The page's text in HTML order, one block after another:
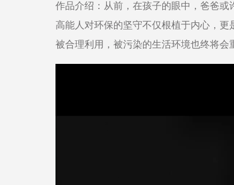
作品介绍：从前，在孩子的眼中，爸爸或
高能人对环保的坚守不仅根植于内心，
被合理利用，被污染的生活环境也终将会